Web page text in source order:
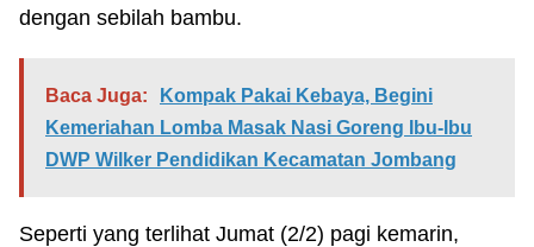
dengan sebilah bambu.
Baca Juga:
Kompak Pakai Kebaya, Begini
Kemeriahan Lomba Masak Nasi Goreng Ibu-Ibu
DWP Wilker Pendidikan Kecamatan Jombang
Seperti yang terlihat Jumat (2/2) pagi kemarin,